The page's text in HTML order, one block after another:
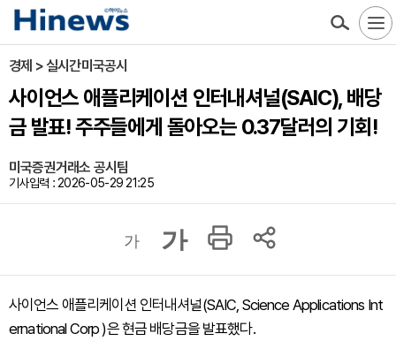
경제 > 실시간미국공시
사이언스 애플리케이션 인터내셔널(SAIC), 배당
금 발표! 주주들에게 돌아오는 0.37달러의 기회!
미국증권거래소 공시팀
기사입력 : 2026-05-29 21:25
가 가
사이언스 애플리케이션 인터내셔널(SAIC, Science Applications Int
ernational Corp )은 현금 배당금을 발표했다.